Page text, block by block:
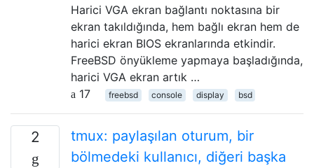
Harici VGA ekran bağlantı noktasına bir
ekran takıldığında, hem bağlı ekran hem de
harici ekran BIOS ekranlarında etkindir.
FreeBSD önyükleme yapmaya başladığında,
harici VGA ekran artık …
17
freebsd console display bsd
2
tmux: paylaşılan oturum, bir
bölmedeki kullanıcı, diğeri başka